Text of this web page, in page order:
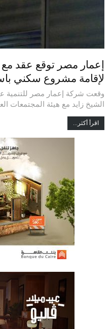
إعمار مصر توقع عقد مع
لإقامة مشروع سكني باستثمارات
الشيخ زايد مع هيئة المجتمعات
اقرأ أكثر...